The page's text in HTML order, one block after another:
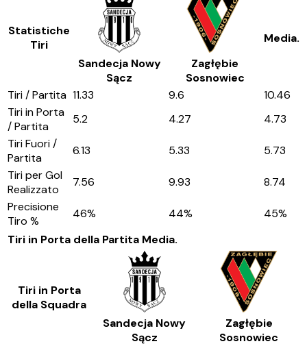
Statistiche
Tiri
Sandecja Nowy
Sącz
Zagłębie
Sosnowiec
Media.
Tiri / Partita 11.33 9.6
10.46
Tiri in Porta
/ Partita
5.2 4.27
4.73
Tiri Fuori /
Partita
6.13 5.33
5.73
Tiri per Gol
Realizzato
7.56 9.93
8.74
Precisione
Tiro %
46% 44% 45%
Tiri in Porta della Partita Media.
Tiri in Porta
della Squadra
Sandecja Nowy
Sącz
Zagłębie
Sosnowiec